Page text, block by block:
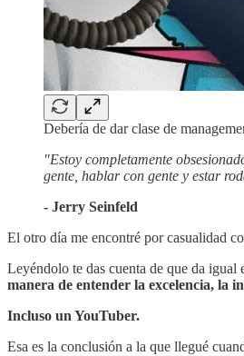
Debería de dar clase de
"Estoy completamente
gente, hablar con gente y estar
- Jerry Seinfeld
El otro día me encontré por casualidad
Leyéndolo te das cuenta de que da
manera de entender la excelencia, la
Incluso un YouTuber.
Esa es la conclusión a la que llegué